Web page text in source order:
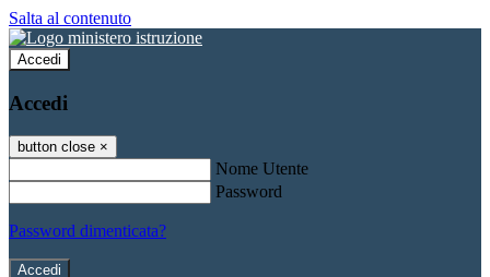
Salta al contenuto
Accedi
Accedi
button close ×
Nome Utente
Password
Password dimenticata?